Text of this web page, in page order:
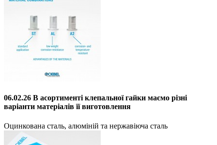
06.02.26 В асортименті клепальної гайки маємо різні
варіанти матеріалів її виготовлення
Оцинкована сталь, алюміній та нержавіюча сталь